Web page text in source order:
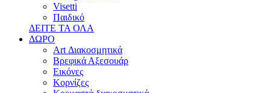
Visetti
Παιδικό
ΔΕΙΤΕ ΤΑ ΟΛΑ
ΔΩΡΟ
Art Διακοσμητικά
Βρεφικά Αξεσουάρ
Εικόνες
Κορνίζες